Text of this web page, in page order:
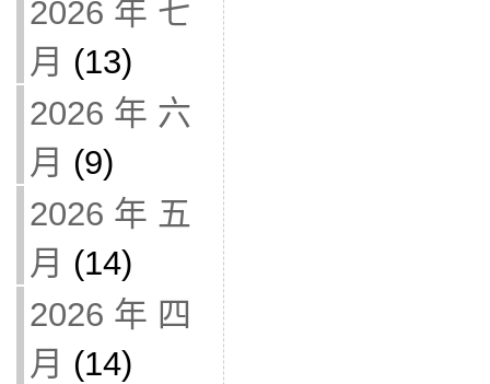
2026 年 七
月 (13)
2026 年 六
月 (9)
2026 年 五
月 (14)
2026 年 四
月 (14)